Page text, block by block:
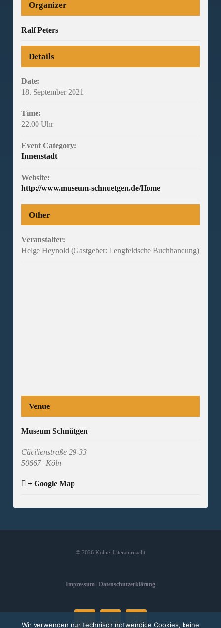
Organizer
Ralf Peters
Details
Date:
18. September 2021
Time:
22.00 Uhr
Event Category:
Innenstadt
Website:
http://www.museum-schnuetgen.de/Home
Other
Veranstalter:
Helge Heynold (Gastgeber: Lengfeldsche Buchhandung)
Venue
Museum Schnütgen
Cäcilienstraße 29-33
50667
Köln
+ Google Map
© 2026 Kölner Literaturnacht
Impressum Datenschutzerklärung
FacebookInstagram
E-
Wir verwenden nur technisch notwendige Cookies, keine